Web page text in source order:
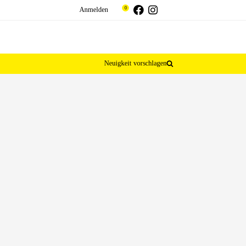
Anmelden 0 Facebook
Neuigkeit vorschlagen